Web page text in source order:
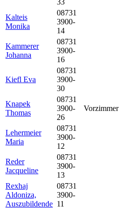
33
Kalteis
Monika
08731
3900-
14
Kammerer
Johanna
08731
3900-
16
Kiefl Eva
08731
3900-
30
Knapek
Thomas
08731
3900-
26
Vorzimmer
Lehermeier
Maria
08731
3900-
12
Reder
Jacqueline
08731
3900-
13
Rexhaj
Aldoniza,
Auszubildende
08731
3900-
11